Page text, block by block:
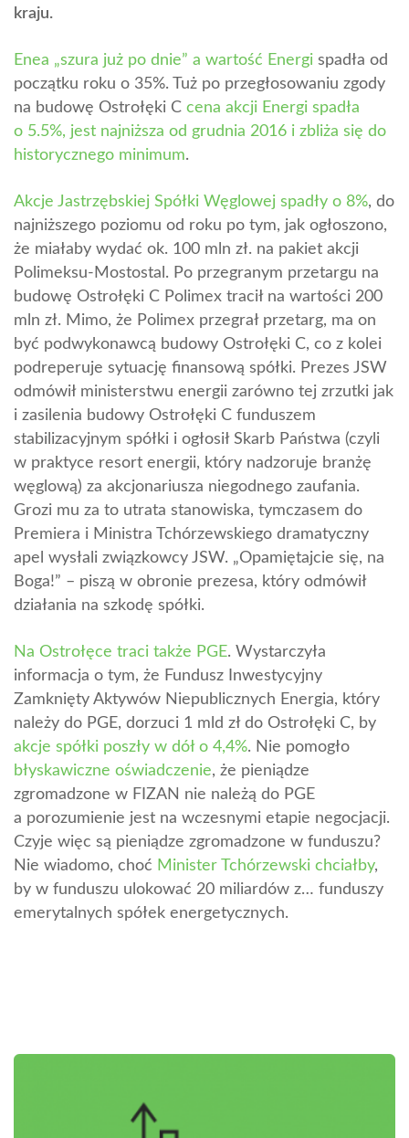
kraju.
Enea „szura już po dnie” a wartość Energi spadła od
początku roku o 35%. Tuż po przegłosowaniu zgody
na budowę Ostrołęki C cena akcji Energi spadła
o 5.5%, jest najniższa od grudnia 2016 i zbliża się do
historycznego minimum.
Akcje Jastrzębskiej Spółki Węglowej spadły o 8%, do
najniższego poziomu od roku po tym, jak ogłoszono,
że miałaby wydać ok. 100 mln zł. na pakiet akcji
Polimeksu-Mostostal. Po przegranym przetargu na
budowę Ostrołęki C Polimex tracił na wartości 200
mln zł. Mimo, że Polimex przegrał przetarg, ma on
być podwykonawcą budowy Ostrołęki C, co z kolei
podreperuje sytuację finansową spółki. Prezes JSW
odmówił ministerstwu energii zarówno tej zrzutki jak
i zasilenia budowy Ostrołęki C funduszem
stabilizacyjnym spółki i ogłosił Skarb Państwa (czyli
w praktyce resort energii, który nadzoruje branżę
węglową) za akcjonariusza niegodnego zaufania.
Grozi mu za to utrata stanowiska, tymczasem do
Premiera i Ministra Tchórzewskiego dramatyczny
apel wysłali związkowcy JSW. „Opamiętajcie się, na
Boga!” – piszą w obronie prezesa, który odmówił
działania na szkodę spółki.
Na Ostrołęce traci także PGE. Wystarczyła
informacja o tym, że Fundusz Inwestycyjny
Zamknięty Aktywów Niepublicznych Energia, który
należy do PGE, dorzuci 1 mld zł do Ostrołęki C, by
akcje spółki poszły w dół o 4,4%. Nie pomogło
błyskawiczne oświadczenie, że pieniądze
zgromadzone w FIZAN nie należą do PGE
a porozumienie jest na wczesnymi etapie negocjacji.
Czyje więc są pieniądze zgromadzone w funduszu?
Nie wiadomo, choć Minister Tchórzewski chciałby,
by w funduszu ulokować 20 miliardów z… funduszy
emerytalnych spółek energetycznych.